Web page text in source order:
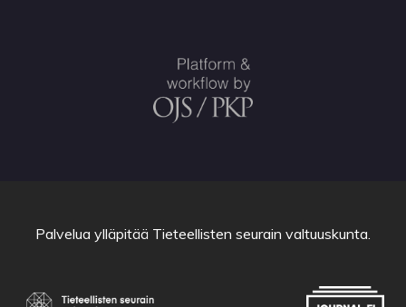
Palvelua ylläpitää Tieteellisten seurain valtuuskunta